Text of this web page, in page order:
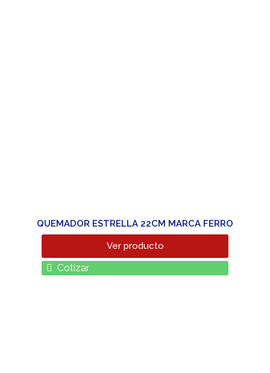
QUEMADOR ESTRELLA 22CM MARCA FERRO
Ver producto
Cotizar